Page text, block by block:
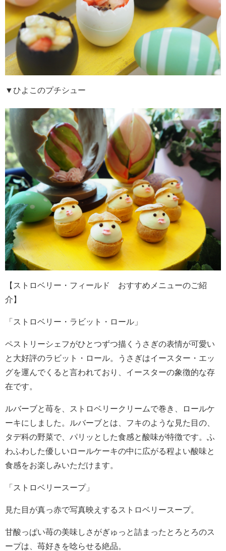
▼ひよこのプチシュー
【ストロベリー・フィールド おすすめメニューのご紹
介】
「ストロベリー・ラビット・ロール」
ペストリーシェフがひとつずつ描くうさぎの表情が可愛い
と大好評のラビット・ロール。うさぎはイースター・エッ
グを運んでくると言われており、イースターの象徴的な存
在です。
ルバーブと苺を、ストロベリークリームで巻き、ロールケ
ーキにしました。ルバーブとは、フキのような見た目の、
タデ科の野菜で、パリッとした食感と酸味が特徴です。ふ
わふわした優しいロールケーキの中に広がる程よい酸味と
食感をお楽しみいただけます。
「ストロベリースープ」
見た目が真っ赤で写真映えするストロベリースープ。
甘酸っぱい苺の美味しさがぎゅっと詰まったとろとろのス
ープは、苺好きを唸らせる絶品。